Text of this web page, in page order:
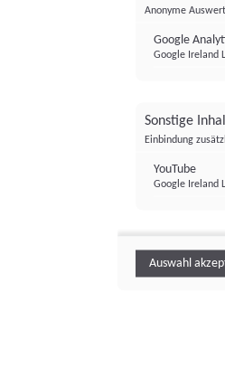
Anonyme
Google
Google Ireland
Sonstige
Einbindung
YouTube
Google Ireland
Auswahl